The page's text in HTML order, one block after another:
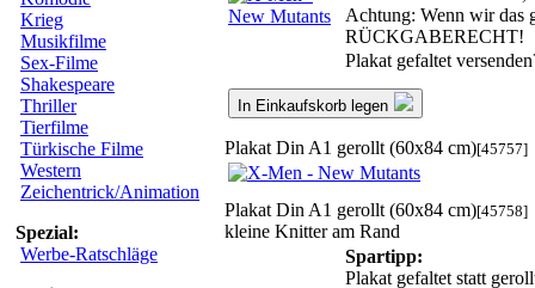
Krieg
Musikfilme
Sex-Filme
Shakespeare
Thriller
Tierfilme
Türkische Filme
Western
Zeichentrick/Animation
Spezial:
Werbe-Ratschläge
Achtung: Wenn wir das
RÜCKGABERECHT!
Plakat gefaltet
In Einkaufskorb legen
Plakat Din A1 gerollt (60x84 cm)[45757]
Plakat Din A1 gerollt (60x84 cm)[45758]
kleine Knitter am Rand
Spartipp:
Plakat gefaltet statt